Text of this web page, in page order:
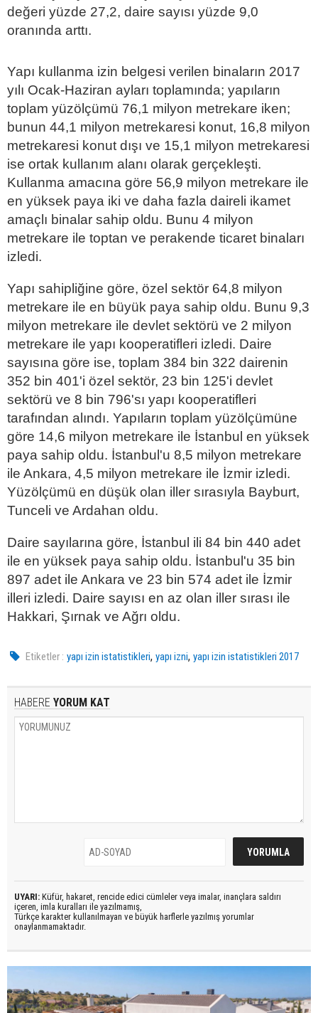
değeri yüzde 27,2, daire sayısı yüzde 9,0
oranında arttı.
Yapı kullanma izin belgesi verilen binaların 2017
yılı Ocak-Haziran ayları toplamında; yapıların
toplam yüzölçümü 76,1 milyon metrekare iken;
bunun 44,1 milyon metrekaresi konut, 16,8 milyon
metrekaresi konut dışı ve 15,1 milyon metrekaresi
ise ortak kullanım alanı olarak gerçekleşti.
Kullanma amacına göre 56,9 milyon metrekare ile
en yüksek paya iki ve daha fazla daireli ikamet
amaçlı binalar sahip oldu. Bunu 4 milyon
metrekare ile toptan ve perakende ticaret binaları
izledi.
Yapı sahipliğine göre, özel sektör 64,8 milyon
metrekare ile en büyük paya sahip oldu. Bunu 9,3
milyon metrekare ile devlet sektörü ve 2 milyon
metrekare ile yapı kooperatifleri izledi. Daire
sayısına göre ise, toplam 384 bin 322 dairenin
352 bin 401'i özel sektör, 23 bin 125'i devlet
sektörü ve 8 bin 796'sı yapı kooperatifleri
tarafından alındı. Yapıların toplam yüzölçümüne
göre 14,6 milyon metrekare ile İstanbul en yüksek
paya sahip oldu. İstanbul'u 8,5 milyon metrekare
ile Ankara, 4,5 milyon metrekare ile İzmir izledi.
Yüzölçümü en düşük olan iller sırasıyla Bayburt,
Tunceli ve Ardahan oldu.
Daire sayılarına göre, İstanbul ili 84 bin 440 adet
ile en yüksek paya sahip oldu. İstanbul'u 35 bin
897 adet ile Ankara ve 23 bin 574 adet ile İzmir
illeri izledi. Daire sayısı en az olan iller sırası ile
Hakkari, Şırnak ve Ağrı oldu.
Etiketler : yapı izin istatistikleri,yapı izni,yapı izin istatistikleri 2017
HABERE YORUM KAT
UYARI: Küfür, hakaret, rencide edici cümleler veya imalar, inançlara saldırı
içeren, imla kuralları ile yazılmamış,
Türkçe karakter kullanılmayan ve büyük harflerle yazılmış yorumlar
onaylanmamaktadır.